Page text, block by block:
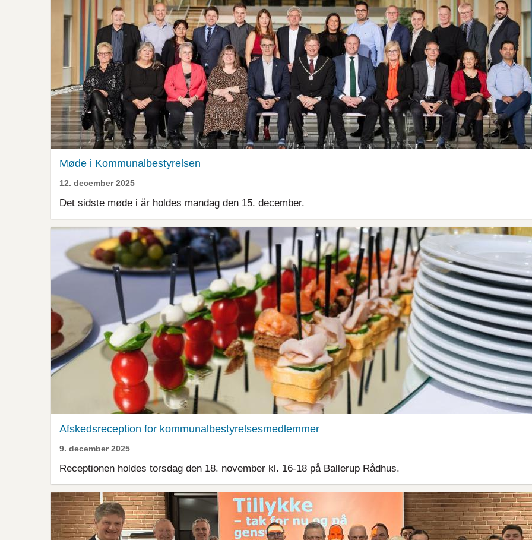
Møde i Kommunalbestyrelsen
12. december 2025
Det sidste møde i år holdes mandag den 15. december.
Afskedsreception for kommunalbestyrelsesmedlemmer
9. december 2025
Receptionen holdes torsdag den 18. november kl. 16-18 på Ballerup Rådhus.